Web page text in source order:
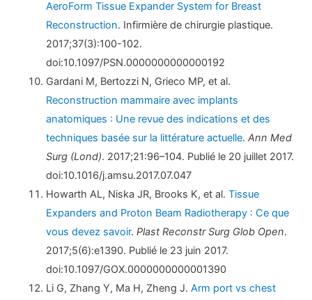
AeroForm Tissue Expander System for Breast
Reconstruction. Infirmière de chirurgie plastique.
2017;37(3):100-102.
doi:10.1097/PSN.0000000000000192
Gardani M, Bertozzi N, Grieco MP, et al.
Reconstruction mammaire avec implants
anatomiques : Une revue des indications et des
techniques basée sur la littérature actuelle.Ann Med
Surg (Lond). 2017;21:96–104. Publié le 20 juillet 2017.
doi:10.1016/j.amsu.2017.07.047
Howarth AL, Niska JR, Brooks K, et al.Tissue
Expanders and Proton Beam Radiotherapy : Ce que
vous devez savoir.Plast Reconstr Surg Glob Open.
2017;5(6):e1390. Publié le 23 juin 2017.
doi:10.1097/GOX.0000000000001390
Li G, Zhang Y, Ma H, Zheng J. Arm port vs chest